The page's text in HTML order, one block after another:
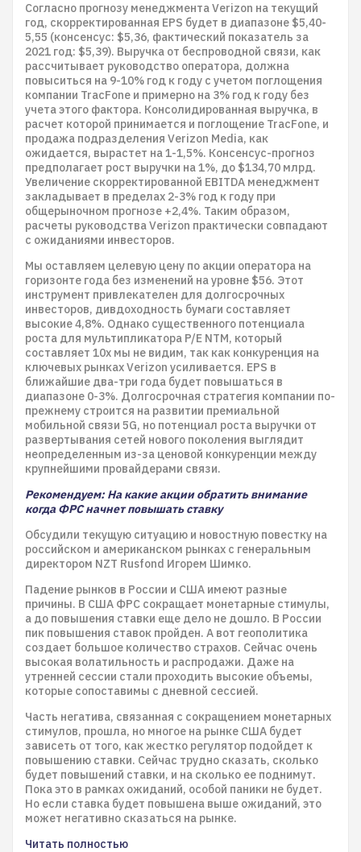
Согласно прогнозу менеджмента Verizon на текущий
год, скорректированная EPS будет в диапазоне $5,40-
5,55 (консенсус: $5,36, фактический показатель за
2021 год: $5,39). Выручка от беспроводной связи, как
рассчитывает руководство оператора, должна
повыситься на 9-10% год к году с учетом поглощения
компании TracFone и примерно на 3% год к году без
учета этого фактора. Консолидированная выручка, в
расчет которой принимается и поглощение TracFone, и
продажа подразделения Verizon Media, как
ожидается, вырастет на 1-1,5%. Консенсус-прогноз
предполагает рост выручки на 1%, до $134,70 млрд.
Увеличение скорректированной EBITDA менеджмент
закладывает в пределах 2-3% год к году при
общерыночном прогнозе +2,4%. Таким образом,
расчеты руководства Verizon практически совпадают
с ожиданиями инвесторов.
Мы оставляем целевую цену по акции оператора на
горизонте года без изменений на уровне $56. Этот
инструмент привлекателен для долгосрочных
инвесторов, дивдоходность бумаги составляет
высокие 4,8%. Однако существенного потенциала
роста для мультипликатора P/E NTM, который
составляет 10х мы не видим, так как конкуренция на
ключевых рынках Verizon усиливается. EPS в
ближайшие два-три года будет повышаться в
диапазоне 0-3%. Долгосрочная стратегия компании по-
прежнему строится на развитии премиальной
мобильной связи 5G, но потенциал роста выручки от
развертывания сетей нового поколения выглядит
неопределенным из-за ценовой конкуренции между
крупнейшими провайдерами связи.
Рекомендуем: На какие акции обратить внимание
когда ФРС начнет повышать ставку
Обсудили текущую ситуацию и новостную повестку на
российском и американском рынках с генеральным
директором NZT Rusfond Игорем Шимко.
Падение рынков в России и США имеют разные
причины. В США ФРС сокращает монетарные стимулы,
а до повышения ставки еще дело не дошло. В России
пик повышения ставок пройден. А вот геополитика
создает большое количество страхов. Сейчас очень
высокая волатильность и распродажи. Даже на
утренней сессии стали проходить высокие объемы,
которые сопоставимы с дневной сессией.
Часть негатива, связанная с сокращением монетарных
стимулов, прошла, но многое на рынке США будет
зависеть от того, как жестко регулятор подойдет к
повышению ставки. Сейчас трудно сказать, сколько
будет повышений ставки, и на сколько ее поднимут.
Пока это в рамках ожиданий, особой паники не будет.
Но если ставка будет повышена выше ожиданий, это
может негативно сказаться на рынке.
Читать полностью